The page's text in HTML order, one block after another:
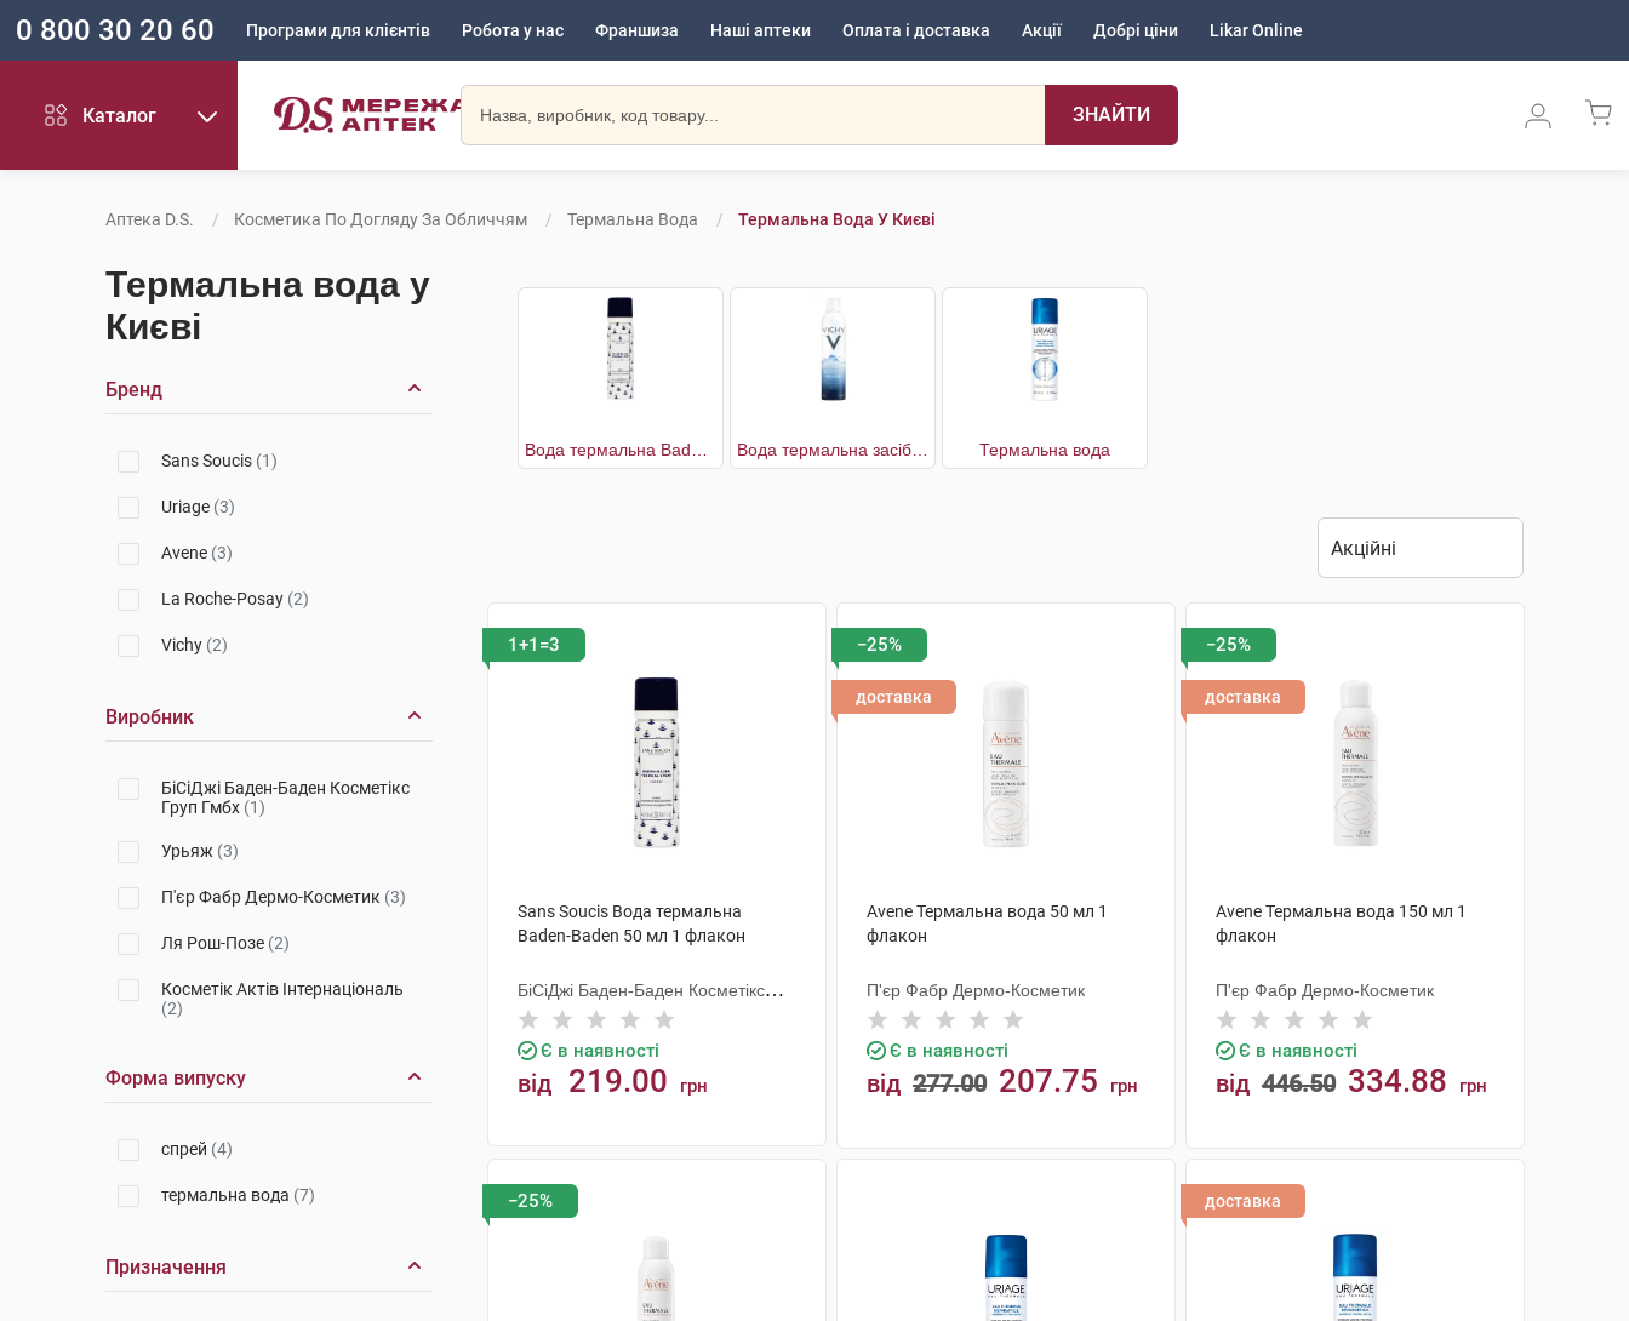
0 800 30 20 60 Програми для клієнтів Робота у нас Франшиза Наші аптеки Оплата і доставка Акції Добрі ціни Likar Online
Каталог ЗНАЙТИ
Аптека D.S. Косметика По Догляду За Обличчям Термальна Вода Термальна Вода У Києві
Термальна вода у
Києві
Бренд
Sans Soucis (1)
Uriage (3)
Avene (3)
La Roche-Posay (2)
Vichy (2)
Виробник
БіСіДжі Баден-Баден Косметікс
Груп Гмбх (1)
Урьяж (3)
П'єр Фабр Дермо-Косметик (3)
Ля Рош-Позе (2)
Косметік Актів Інтернаціональ
(2)
Форма випуску
спрей (4)
термальна вода (7)
Призначення
Термальна вода
1+1=3
Sans Soucis Вода термальна
Baden-Baden 50 мл 1 флакон
БіСіДжі Баден-Баден Косметікс
Груп Гмбх
Є в наявності
від 219.00 грн
−25%
доставка
Avene Термальна вода 50 мл 1
флакон
П'єр Фабр Дермо-Косметик
Є в наявності
від 277.00 207.75 грн
−25%
доставка
Avene Термальна вода 150 мл 1
флакон
П'єр Фабр Дермо-Косметик
Є в наявності
від 446.50 334.88 грн
−25% доставка